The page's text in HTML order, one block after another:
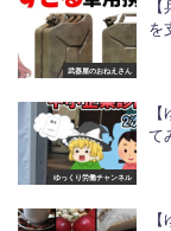
武器屋のおねえさん
を
ゆっくり労働チャンネル
て